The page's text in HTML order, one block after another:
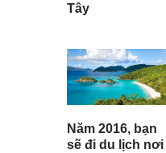
Tây
Năm 2016, bạn
sẽ đi du lịch nơi